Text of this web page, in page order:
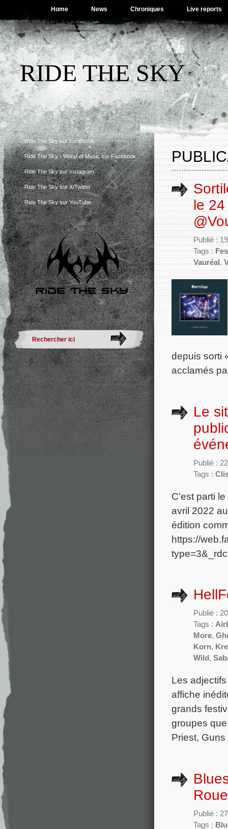
Home News Chroniques Live reports
RIDE THE SKY
Ride The Sky sur Facebook
Ride The Sky - World of Music sur Facebook
Ride The Sky sur Instagram
Ride The Sky sur X/Twitter
Ride The Sky sur YouTube
le
Publié :
Tags :
Vauréal ,
depuis sorti
acclamés
Le
Publié :
Tags :
C’est parti
avril 2022
édition
https://
Publié :
Tags :
More,
Korn,
Wild ,
Les
affiche
grands
groupes
Priest,
Publié :
Tags :